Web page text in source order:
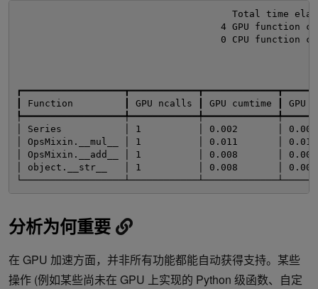
Total
4 GPU
0 CPU
┃ Function         ┃ GPU ncalls ┃ GPU cumtime ┃
│ Series           │ 1          │ 0.002       │
│ OpsMixin.__mul__ │ 1          │ 0.011       │
│ OpsMixin.__add__ │ 1          │ 0.008       │
│ object.__str__   │ 1          │ 0.008       │
分析为何重要
在 GPU 加速方面，并非所有功能都能自动获得支持。某些
操作 (例如某些尚未在 GPU 上实现的 Python 级函数、自定